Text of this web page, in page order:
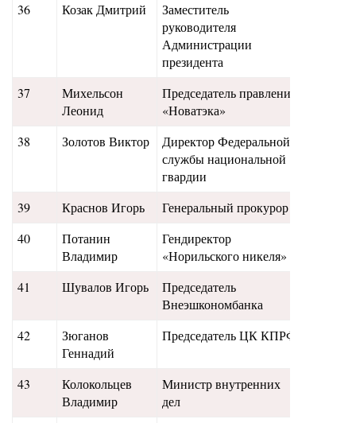
36 Козак Дмитрий
Заместитель
руководителя
Администрации
президента
37
Михельсон
Леонид
Председатель правления
«Новатэка»
38 Золотов Виктор
Директор Федеральной
службы национальной
гвардии
39 Краснов Игорь Генеральный прокурор
40
Потанин
Владимир
Гендиректор
«Норильского никеля»
41 Шувалов Игорь
Председатель
Внеэшкономбанка
42
Зюганов
Геннадий
Председатель ЦК КПРФ
43
Колокольцев
Владимир
Министр внутренних
дел